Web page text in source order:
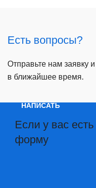
Есть вопросы?
Отправьте нам заявку
в ближайшее время.
НАПИСАТЬ
Если у вас
форму